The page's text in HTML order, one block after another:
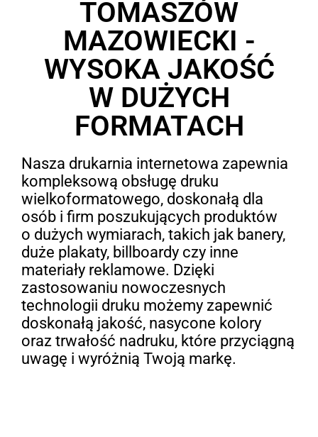
TOMASZÓW
MAZOWIECKI -
WYSOKA JAKOŚĆ
W DUŻYCH
FORMATACH
Nasza drukarnia internetowa zapewnia
kompleksową obsługę druku
wielkoformatowego, doskonałą dla
osób i firm poszukujących produktów
o dużych wymiarach, takich jak banery,
duże plakaty, billboardy czy inne
materiały reklamowe. Dzięki
zastosowaniu nowoczesnych
technologii druku możemy zapewnić
doskonałą jakość, nasycone kolory
oraz trwałość nadruku, które przyciągną
uwagę i wyróżnią Twoją markę.